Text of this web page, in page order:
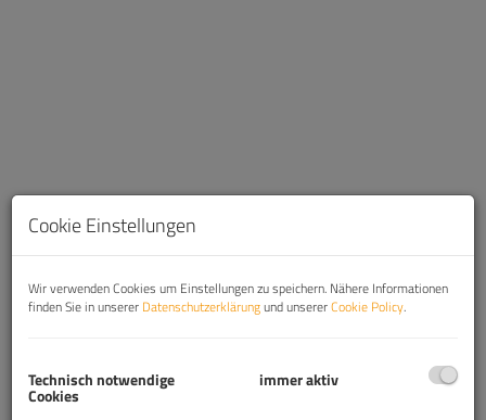
Cookie Einstellungen
Wir verwenden Cookies um Einstellungen zu speichern. Nähere Informationen
finden Sie in unserer Datenschutzerklärungund unsererCookie Policy.
Technisch notwendige
Cookies
immer aktiv